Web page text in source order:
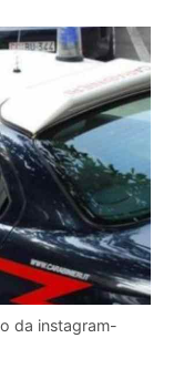
da instagram-